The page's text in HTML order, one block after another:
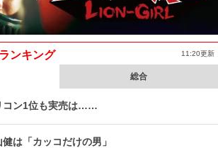
ンキング 11:20更新
総合
コン1位も実売は……
は「カッコだけの男」